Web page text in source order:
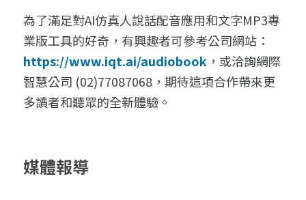
為了滿足對AI仿真人說話配音應用和文字MP3專
業版工具的好奇，有興趣者可參考公司網站：
https://www.iqt.ai/audiobook ，或洽詢網際
智慧公司 (02)77087068，期待這項合作帶來更
多讀者和聽眾的全新體驗。
媒體報導